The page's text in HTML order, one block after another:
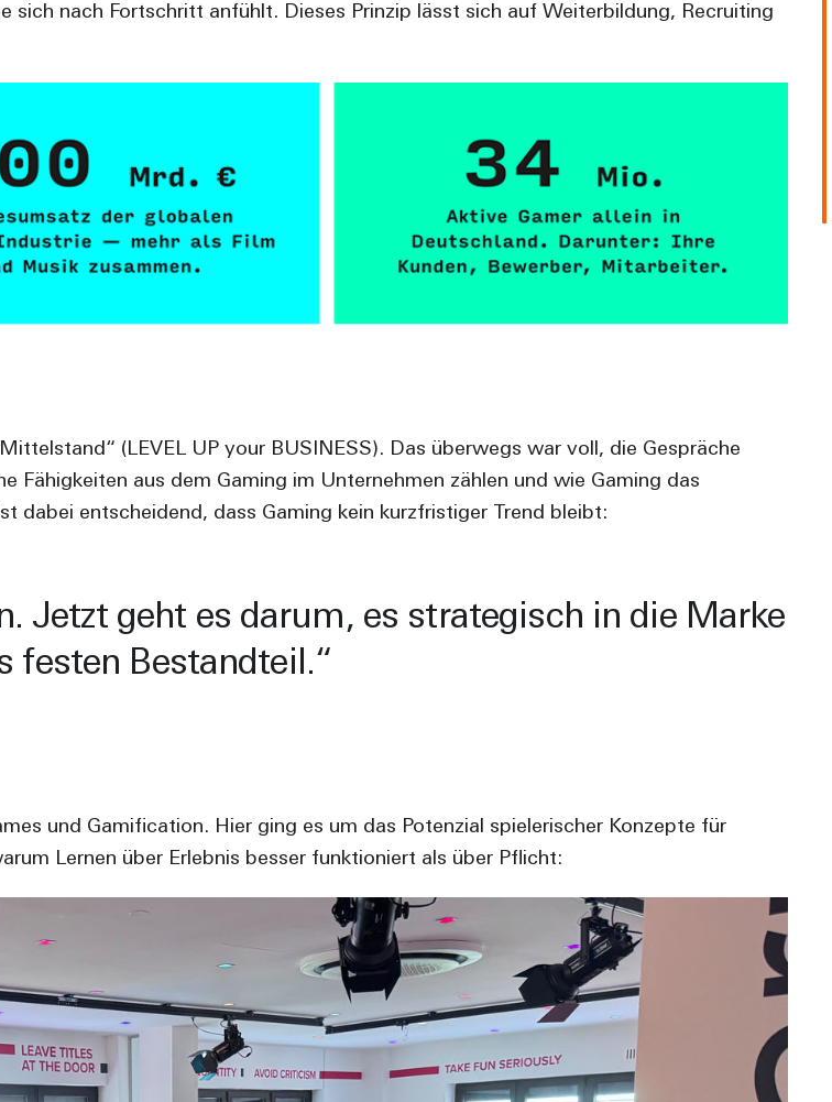
sich nach Fortschritt anfühlt. Dieses Prinzip lässt sich auf Weiterbildung, Recruiting
(LEVEL UP your BUSINESS). Das überwegs war voll, die Gespräche
aus dem Gaming im Unternehmen zählen und wie Gaming das
dabei entscheidend, dass Gaming kein kurzfristiger Trend bleibt:
Jetzt geht es darum, es strategisch in die Marke
festen Bestandteil.
und Gamification. Hier ging es um das Potenzial spielerischer Konzepte für
Lernen über Erlebnis besser funktioniert als über Pflicht: